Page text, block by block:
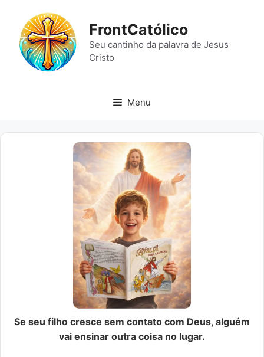
conteúdo
FrontCatólico
Seu cantinho da palavra de Jesus
Cristo
Menu
Se seu filho cresce sem contato com Deus, alguém
vai ensinar outra coisa no lugar.